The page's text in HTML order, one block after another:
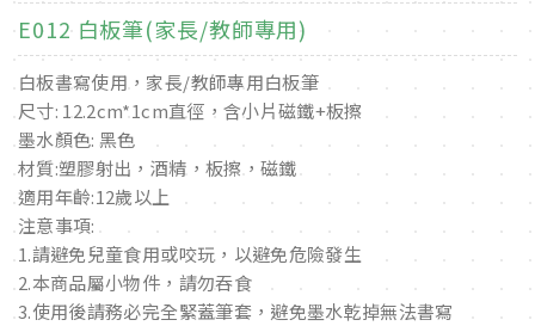
E012 白板筆(家長/教師專用)
白板書寫使用，家長/教師專用白板筆
尺寸: 12.2cm*1cm直徑，含小片磁鐵+板擦
墨水顏色: 黑色
材質:塑膠射出，酒精，板擦，磁鐵
適用年齡:12歲以上
注意事項:
1.請避免兒童食用或咬玩，以避免危險發生
2.本商品屬小物件，請勿吞食
3.使用後請務必完全緊蓋筆套，避免墨水乾掉無法書寫